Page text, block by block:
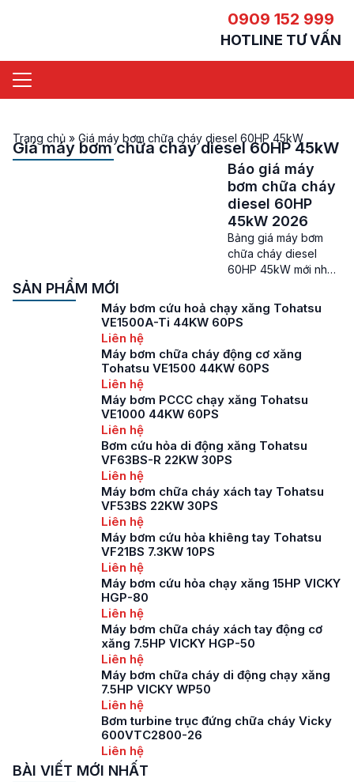
0909 152 999
HOTLINE TƯ VẤN
Trang chủ » Giá máy bơm chữa cháy diesel 60HP 45kW
Giá máy bơm chữa cháy diesel 60HP 45kW
Báo giá máy
bơm chữa cháy
diesel 60HP
45kW 2026
Bảng giá máy bơm
chữa cháy diesel
60HP 45kW mới nhất
cháy diesel 60HP –
Máy bơm chữa cháy
các sản phẩm máy
bơm chữa cháy trục
diesel, có công suất
lực (HP). Đây là […]
SẢN PHẨM MỚI
Máy bơm cứu hoả chạy xăng Tohatsu
VE1500A-Ti 44KW 60PS
Liên hệ
Máy bơm chữa cháy động cơ xăng
Tohatsu VE1500 44KW 60PS
Liên hệ
Máy bơm PCCC chạy xăng Tohatsu
VE1000 44KW 60PS
Liên hệ
Bơm cứu hỏa di động xăng Tohatsu
VF63BS-R 22KW 30PS
Liên hệ
Máy bơm chữa cháy xách tay Tohatsu
VF53BS 22KW 30PS
Liên hệ
Máy bơm cứu hỏa khiêng tay Tohatsu
VF21BS 7.3KW 10PS
Liên hệ
Máy bơm cứu hỏa chạy xăng 15HP VICKY
HGP-80
Liên hệ
Máy bơm chữa cháy xách tay động cơ
xăng 7.5HP VICKY HGP-50
Liên hệ
Máy bơm chữa cháy di động chạy xăng
7.5HP VICKY WP50
Liên hệ
Bơm turbine trục đứng chữa cháy Vicky
600VTC2800-26
Liên hệ
BÀI VIẾT MỚI NHẤT